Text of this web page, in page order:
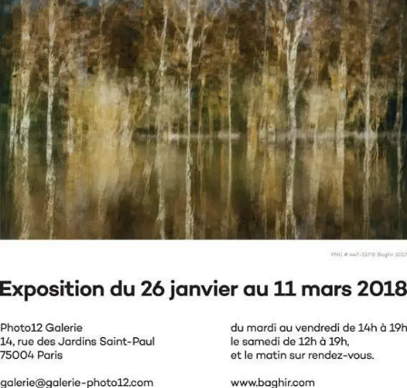
SERVICES
CRÉER SON CATALOGUE RAISONNÉ
ABONNEMENTS DÉDIÉS AUX GALERISTES
CRÉER SON SITE ARTISTE
CRÉER SON CATALOGUE D'EXPO
PUBLIER SES EXPOSITIONS
DEVENIR CONTRIBUTEUR
L'ÉQUIPE OAM